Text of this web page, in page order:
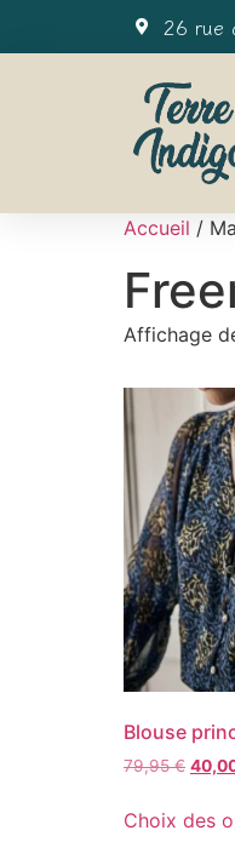
26 rue
Accueil /
Affichage
Blouse
79,95€
Choix des